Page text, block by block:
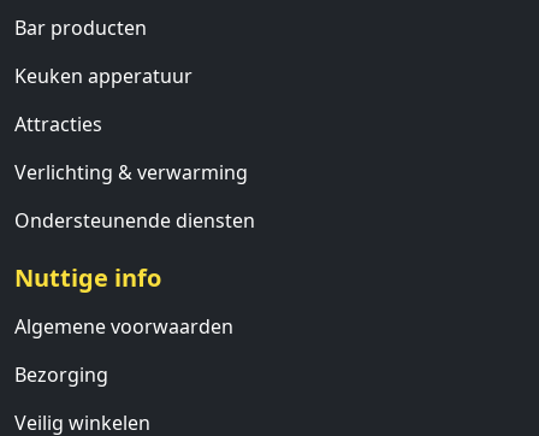
Bar producten
Keuken apperatuur
Attracties
Verlichting & verwarming
Ondersteunende diensten
Nuttige info
Algemene voorwaarden
Bezorging
Veilig winkelen